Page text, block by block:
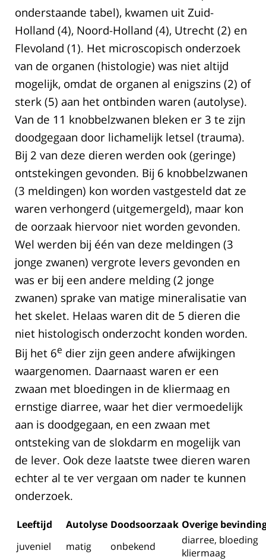
onderstaande tabel), kwamen uit Zuid-
Holland (4), Noord-Holland (4), Utrecht (2) en
Flevoland (1). Het microscopisch onderzoek
van de organen (histologie) was niet altijd
mogelijk, omdat de organen al enigszins (2) of
sterk (5) aan het ontbinden waren (autolyse).
Van de 11 knobbelzwanen bleken er 3 te zijn
doodgegaan door lichamelijk letsel (trauma).
Bij 2 van deze dieren werden ook (geringe)
ontstekingen gevonden. Bij 6 knobbelzwanen
(3 meldingen) kon worden vastgesteld dat ze
waren verhongerd (uitgemergeld), maar kon
de oorzaak hiervoor niet worden gevonden.
Wel werden bij één van deze meldingen (3
jonge zwanen) vergrote levers gevonden en
was er bij een andere melding (2 jonge
zwanen) sprake van matige mineralisatie van
het skelet. Helaas waren dit de 5 dieren die
niet histologisch onderzocht konden worden.
Bij het 6e dier zijn geen andere afwijkingen
waargenomen. Daarnaast waren er een
zwaan met bloedingen in de kliermaag en
ernstige diarree, waar het dier vermoedelijk
aan is doodgegaan, en een zwaan met
ontsteking van de slokdarm en mogelijk van
de lever. Ook deze laatste twee dieren waren
echter al te ver vergaan om nader te kunnen
onderzoek.
Leeftijd Autolyse Doodsoorzaak Overige
juveniel
matig onbekend
diarree, bloeding
kliermaag